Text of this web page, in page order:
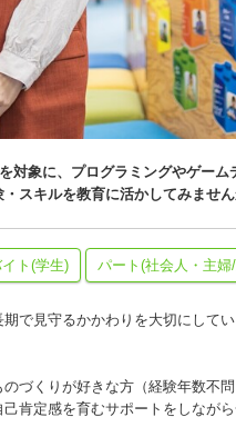
対象に、プログラミングやゲー
スキルを教育に活かしてみません
ト(学生) パート(社会人・主婦
で見守るかかわりを大切にして
づくりが好きな方（経験年数不問
己肯定感を育むサポートをしなが